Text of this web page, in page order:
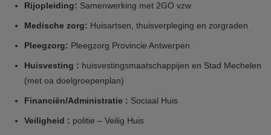
Rijopleiding: Samenwerking met 2GO vzw
Medische zorg: Huisartsen, thuisverpleging en zorgraden
Pleegzorg: Pleegzorg Provincie Antwerpen
Huisvesting : huisvestingsmaatschappijen en Stad Mechelen
(met oa doelgroepenplan)
Financiën/Administratie : Sociaal Huis
Veiligheid : politie – Veilig Huis